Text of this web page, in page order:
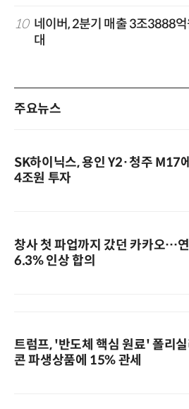
10 네이버, 2분기 매출 3조3888
대
주요뉴스
SK하이닉스, 용인 Y2·청주 M17
4조원 투자
창사 첫 파업까지 갔던 카카오…
6.3% 인상 합의
트럼프, '반도체 핵심 원료' 폴리실
콘 파생상품에 15% 관세